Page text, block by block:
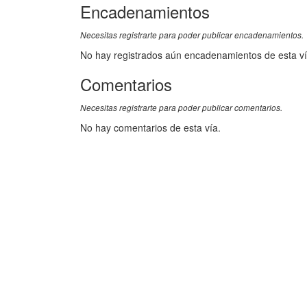
Encadenamientos
Necesitas registrarte para poder publicar encadenamientos.
No hay registrados aún encadenamientos de esta
Comentarios
Necesitas registrarte para poder publicar comentarios.
No hay comentarios de esta vía.